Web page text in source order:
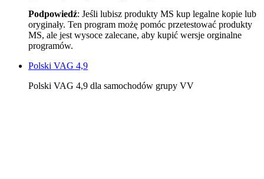
Podpowiedź: Jeśli lubisz produkty MS kup legalne kopie lub
oryginały. Ten program możę pomóc przetestować produkty
MS, ale jest wysoce zalecane, aby kupić wersje orginalne
programów.
Polski VAG 4,9
Polski VAG 4,9 dla samochodów grupy VV